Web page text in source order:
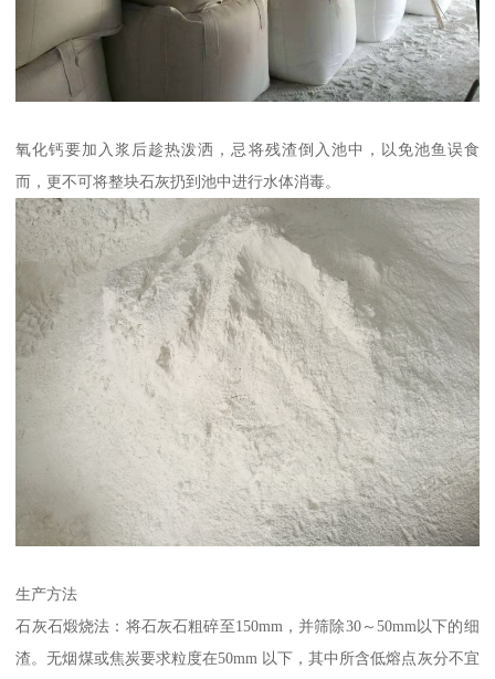
氧化钙要加入浆后趁热泼洒，忌将残渣倒入池中，以免池鱼误食
而，更不可将整块石灰扔到池中进行水体消毒。
生产方法
石灰石煅烧法：将石灰石粗碎至150mm，并筛除30～50mm以下的细
渣。无烟煤或焦炭要求粒度在50mm 以下，其中所含低熔点灰分不宜